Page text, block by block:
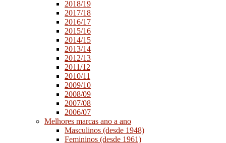
2018/19
2017/18
2016/17
2015/16
2014/15
2013/14
2012/13
2011/12
2010/11
2009/10
2008/09
2007/08
2006/07
Melhores marcas ano a ano
Masculinos (desde 1948)
Femininos (desde 1961)